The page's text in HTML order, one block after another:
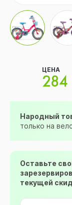
ЦЕНА
284
Народный
только на
Оставьте
текущей